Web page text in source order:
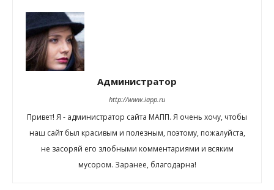
Администратор
http://www.iapp.ru
Привет! Я - администратор сайта МАПП. Я очень хочу, чтобы
наш сайт был красивым и полезным, поэтому, пожалуйста,
не засоряй его злобными комментариями и всяким
мусором. Заранее, благодарна!